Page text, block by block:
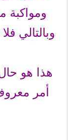
ومواكبة
وبالتالي
هذا هو حال
أمر